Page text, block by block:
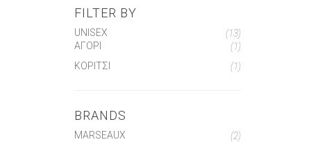
FILTER BY
UNISEX
(13)
ΑΓΟΡΙ
(1)
ΚΟΡΙΤΣΙ
(1)
BRANDS
MARSEAUX
(2)